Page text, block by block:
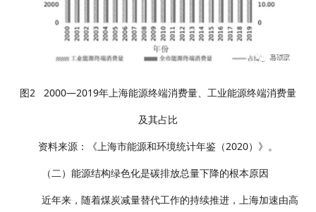
图2 2000—2019年上海能源终端消费量、工业能源终端消费量
及其占比
资料来源：《上海市能源和环境统计年鉴（2020）》。
（二）能源结构绿色化是碳排放总量下降的根本原因
近年来，随着煤炭减量替代工作的持续推进，上海加速由高